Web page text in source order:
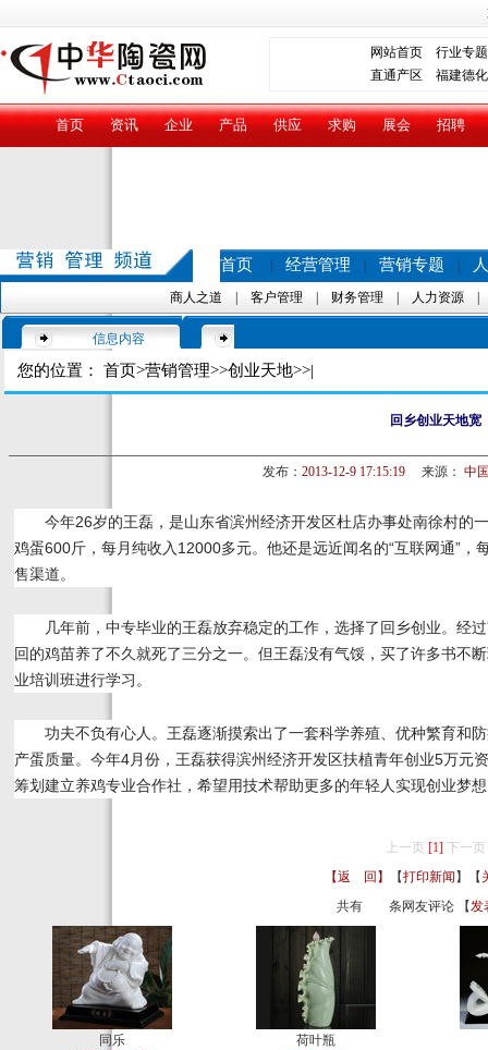
网站首页
行业专题
直通产区 福建德化
首页 资讯 企业 产品 供应 求购 展会 招聘
首页 经营管理 营销专题
商人之道 客户管理 财务管理 人力资源
信息内容
您的位置： 首页>营销管理>>创业天地>>|
回乡创业天地宽
发布： 2013-12-9 17:15:19来源： 中
今年26岁的王磊，是山东省滨州经济开发区杜店办事处南徐村的
鸡蛋600斤，每月纯收入12000多元。他还是远近闻名的“互联网通”
售渠道。
几年前，中专毕业的王磊放弃稳定的工作，选择了回乡创业。经
回的鸡苗养了不久就死了三分之一。但王磊没有气馁，买了许多书不
业培训班进行学习。
功夫不负有心人。王磊逐渐摸索出了一套科学养殖、优种繁育和
产蛋质量。今年4月份，王磊获得滨州经济开发区扶植青年创业5万元
筹划建立养鸡专业合作社，希望用技术帮助更多的年轻人实现创业梦
上一页 [1] 下一页
【返 回】
【打印新闻 】【
共有
条网友评论 【发
同乐
荷叶瓶